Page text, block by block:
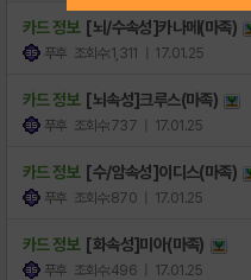
카드 정보 [뇌/수속성]카나메(마족)
푸후 조회수:1,311 | 17.01.25
카드 정보 [뇌속성]크루스(마족)
푸후 조회수:737 | 17.01.25
카드 정보 [수/암속성]이디스(마족)
푸후 조회수:870 | 17.01.25
카드 정보 [화속성]미아(마족)
푸후 조회수:496 | 17.01.25